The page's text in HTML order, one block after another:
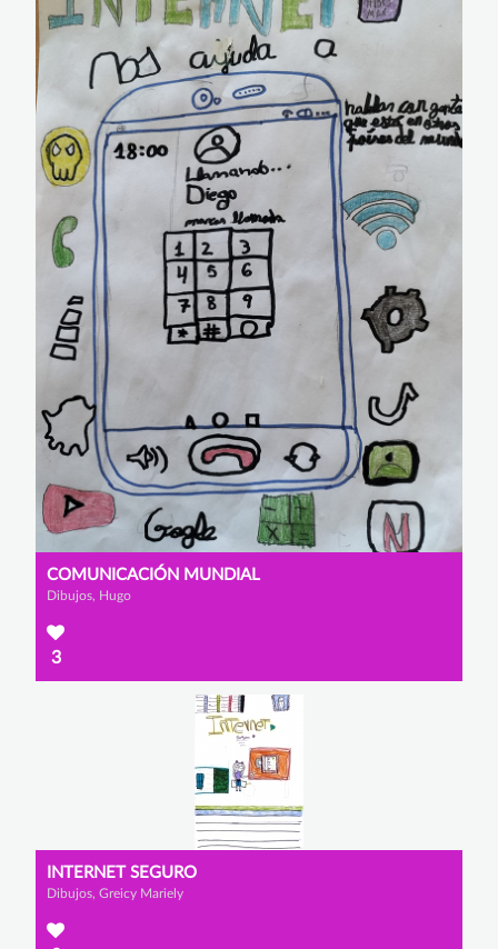
COMUNICACIÓN MUNDIAL
Dibujos, Hugo
3
INTERNET SEGURO
Dibujos, Greicy Mariely